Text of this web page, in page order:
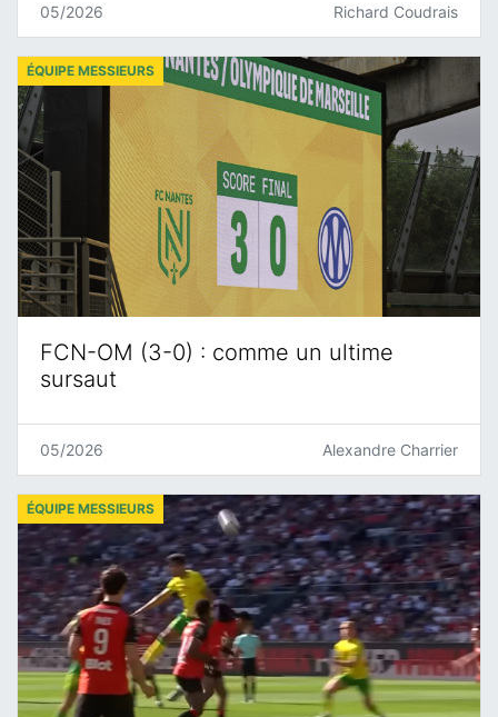
05/2026 Richard Coudrais
FCN-OM (3-0) : comme un ultime
sursaut
ÉQUIPE MESSIEURS
05/2026 Alexandre Charrier
ÉQUIPE MESSIEURS